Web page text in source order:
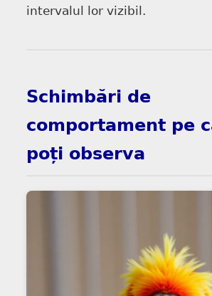
intervalul lor vizibil.
Schimbări de
comportament pe
poți observa